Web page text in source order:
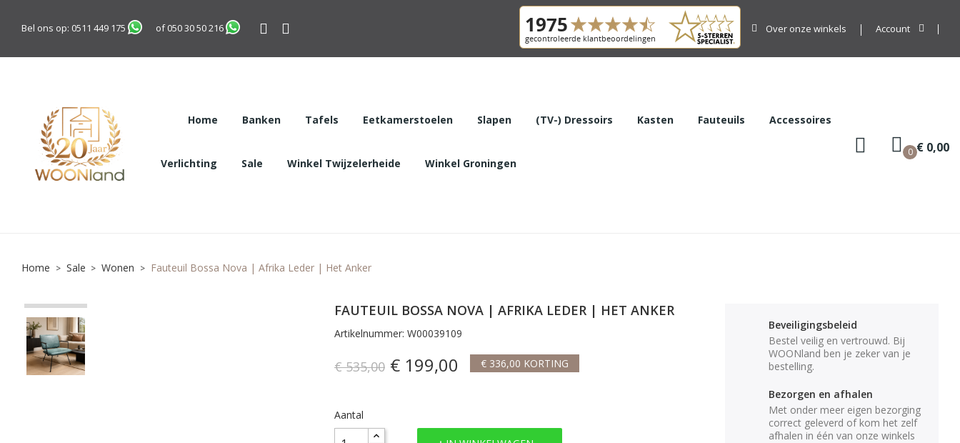
Bel ons op: 0511 449 175 of050 30 50 216 Over onze winkels Account
Home Banken Tafels Eetkamerstoelen Slapen (TV-) Dressoirs Kasten Fauteuils Accessoires
Verlichting Sale Winkel Twijzelerheide Winkel Groningen
0 € 0,00
Home Sale Wonen Fauteuil Bossa Nova | Afrika Leder | Het Anker
FAUTEUIL BOSSA NOVA | AFRIKA LEDER | HET ANKER
Artikelnummer: W00039109
€ 535,00 € 199,00 € 336,00 KORTING
Aantal
Beveiligingsbeleid
Bestel veilig en vertrouwd. Bij
WOONland ben je zeker van je
bestelling.
Bezorgen en afhalen
Met onder meer eigen bezorging
correct geleverd of kom het zelf
afhalen in één van onze winkels